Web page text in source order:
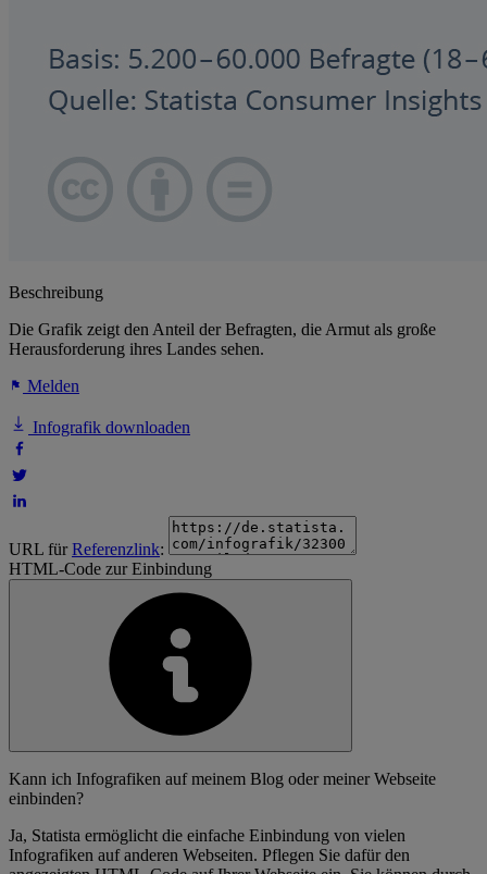
Beschreibung
Die Grafik zeigt den Anteil der Befragten, die Armut als große
Herausforderung ihres Landes sehen.
Melden
Infografik downloaden
URL fürReferenzlink:
HTML-Code zur Einbindung
Kann ich Infografiken auf meinem Blog oder meiner Webseite
einbinden?
Ja, Statista ermöglicht die einfache Einbindung von vielen
Infografiken auf anderen Webseiten. Pflegen Sie dafür den